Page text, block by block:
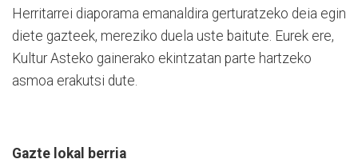
Herritarrei diaporama emanaldira gerturatzeko deia egin
diete gazteek, mereziko duela uste baitute. Eurek ere,
Kultur Asteko gainerako ekintzatan parte hartzeko
asmoa erakutsi dute.
Gazte lokal berria